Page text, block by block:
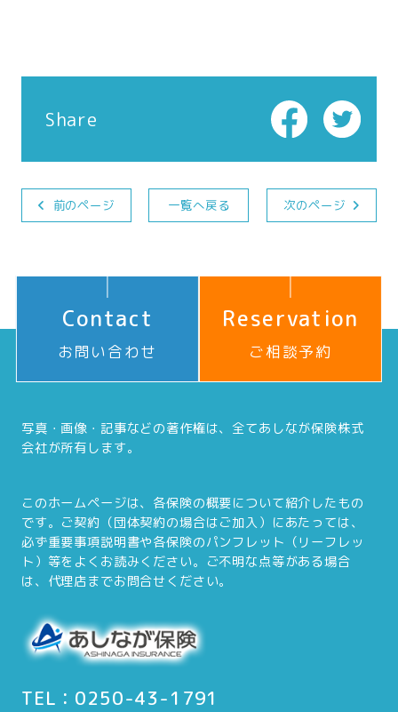
Share
前のページ 一覧へ戻る 次のページ
Contact
お問い合わせ
Reservation
ご相談予約
写真・画像・記事などの著作権は、全てあしなが保険株式
会社が所有します。
このホームページは、各保険の概要について紹介したもの
です。ご契約（団体契約の場合はご加入）にあたっては、
必ず重要事項説明書や各保険のパンフレット（リーフレッ
ト）等をよくお読みください。ご不明な点等がある場合
は、代理店までお問合せください。
TEL：0250-43-1791